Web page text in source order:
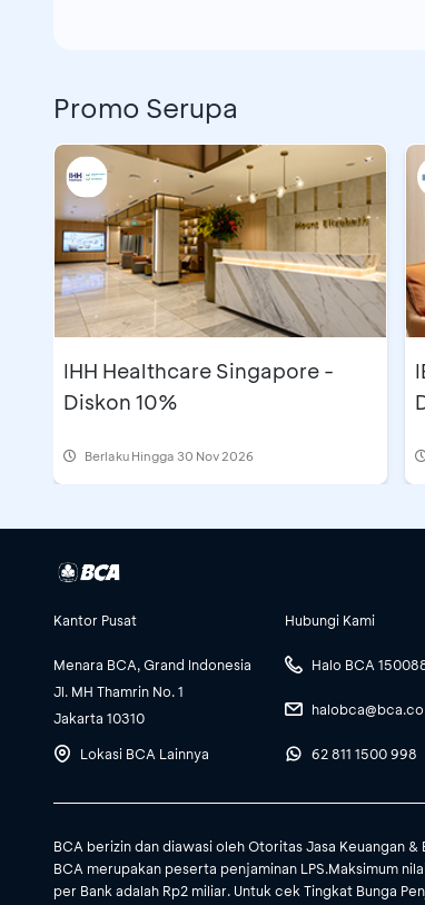
Promo Serupa
IHH Healthcare Singapore -
Diskon 10%
Berlaku Hingga 30 Nov 2026
Kantor Pusat
Menara BCA, Grand Indonesia
Jl. MH Thamrin No. 1
Jakarta 10310
Lokasi BCA Lainnya
Hubungi Kami
Halo BCA
62 811 1500 998
BCA berizin dan diawasi oleh Otoritas Jasa Keuangan &
BCA merupakan peserta penjaminan LPS.Maksimum
per Bank adalah Rp2 miliar. Untuk cek Tingkat Bunga